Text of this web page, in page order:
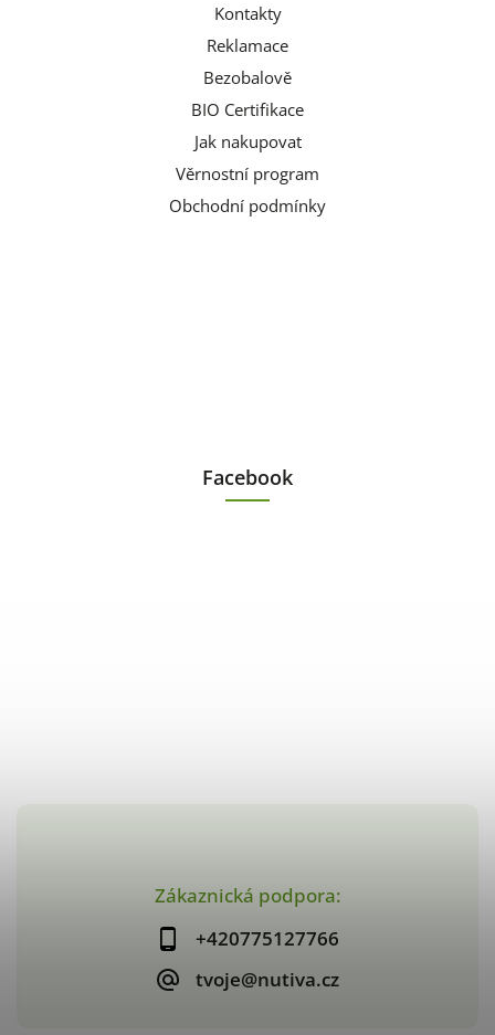
Zákaznická podpora:
+420775127766
tvoje@nutiva.cz
Kontakty
Reklamace
Bezobalově
BIO Certifikace
Jak nakupovat
Věrnostní program
Obchodní podmínky
Facebook